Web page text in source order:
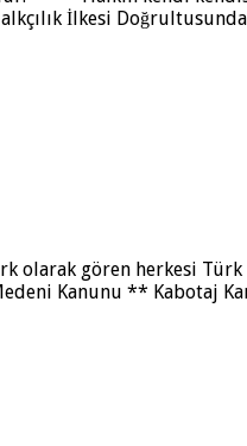
İlkesi Doğrultusunda
gören herkesi
Kanunu ** Kabotaj